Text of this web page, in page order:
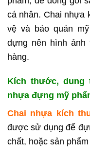
cá nhân. Chai nhựa
vệ và bảo quản
dựng nên hình ảnh
hàng.
Kích thước, dung
nhựa đựng mỹ
Chai nhựa kích
được sử dụng để
chất, hoặc sản